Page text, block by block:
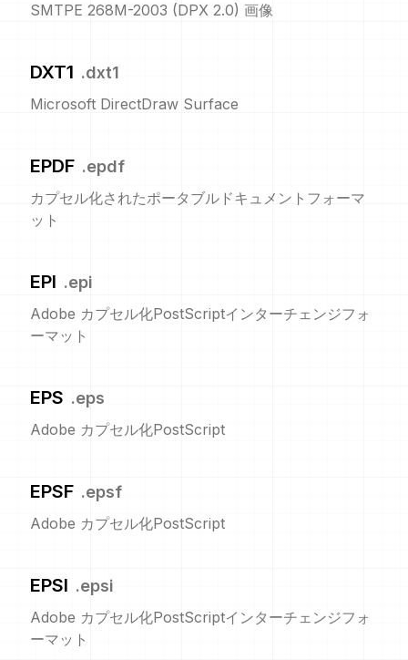
SMTPE 268M-2003 (DPX 2.0) 画像
DXT1 .dxt1
Microsoft DirectDraw Surface
EPDF .epdf
カプセル化されたポータブルドキュメントフォーマ
ット
EPI .epi
Adobe カプセル化PostScriptインターチェンジフォ
ーマット
EPS .eps
Adobe カプセル化PostScript
EPSF .epsf
Adobe カプセル化PostScript
EPSI .epsi
Adobe カプセル化PostScriptインターチェンジフォ
ーマット